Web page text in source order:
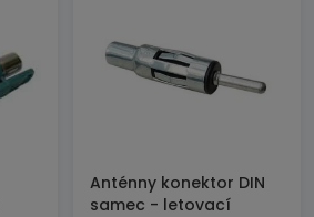
Anténny konektor DIN
samec - letovací